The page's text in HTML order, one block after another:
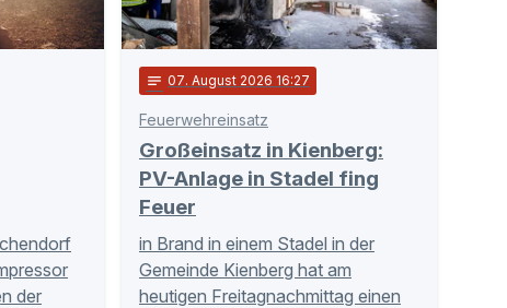
der
notes 07. August 2026 16:27
Feuerwehreinsatz
Großeinsatz in Kienberg:
PV-Anlage in Stadel fing
Feuer
in Brand in einem Stadel in der
Gemeinde Kienberg hat am
heutigen Freitagnachmittag einen